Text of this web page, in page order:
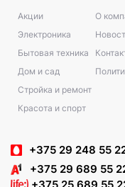
Акции
Электроника
Бытовая техника
Дом и сад
Стройка и ремонт
Красота и спорт
О
+375 29 248 55
+375 29 689 55